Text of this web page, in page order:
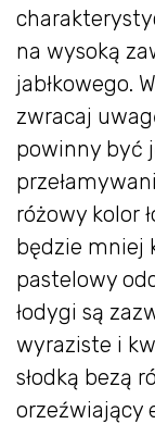
na wysoką
jabłkowego.
zwracaj
powinny być
różowy kolor
będzie mniej
pastelowy
łodygi są
wyraziste i
słodką bezą
orzeźwiający